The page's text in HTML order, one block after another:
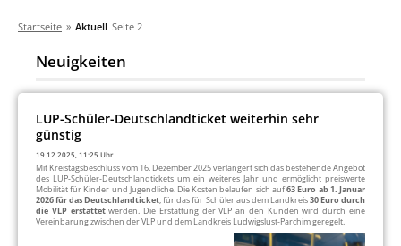
Startseite » Aktuell Seite 2
Neuigkeiten
LUP-Schüler-Deutschlandticket weiterhin sehr
günstig
19.12.2025, 11:25 Uhr
Mit Kreistagsbeschluss vom 16. Dezember 2025 verlängert sich das bestehende Angebot
des LUP-Schüler-Deutschlandtickets um ein weiteres Jahr und ermöglicht preiswerte
Mobilität für Kinder und Jugendliche. Die Kosten belaufen sich auf63 Euro ab 1. Januar
2026 für das Deutschlandticket, für das für Schüler aus dem Landkreis30 Euro durch
die VLP erstattetwerden. Die Erstattung der VLP an den Kunden wird durch eine
Vereinbarung zwischen der VLP und dem Landkreis Ludwigslust-Parchim geregelt.